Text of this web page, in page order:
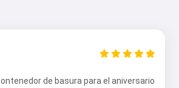
de basura para el aniversario